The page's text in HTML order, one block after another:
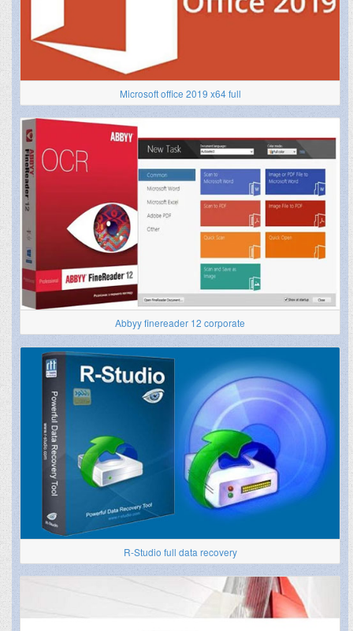
Microsoft office 2019 x64 full
Abbyy finereader 12 corporate
R-Studio full data recovery